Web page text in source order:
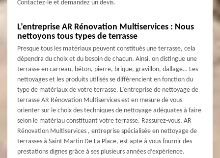
Contactez-le et demandez un devis.
L’entreprise AR Rénovation Multiservices : Nous
nettoyons tous types de terrasse
Presque tous les matériaux peuvent constitués une terrasse, cela
dépendra du choix et du besoin de chacun. Ainsi, on distingue une
terrasse en carreau, béton, pierre, brique, gravillon, dallage… Les
nettoyages et les produits utilisés se différencient en fonction du
type de matériaux de votre terrasse. L’entreprise de nettoyage de
terrasse AR Rénovation Multiservices est en mesure de vous
orienter sur le choix des techniques de nettoyage adéquates à faire
selon le matériau constituant votre terrasse. Rassurez-vous, AR
Rénovation Multiservices , entreprise spécialisée en nettoyage de
terrasses à Saint Martin De La Place, est apte à vous fournir des
prestations dignes grâce à ses plusieurs années d’expérience.